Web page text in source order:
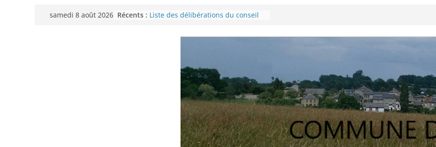
Passersamedi 8 août 2026 Récents : Liste des délibérations du conseil
municipal en date du 5/12/2024